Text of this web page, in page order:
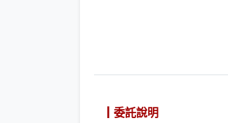
┃委託說明